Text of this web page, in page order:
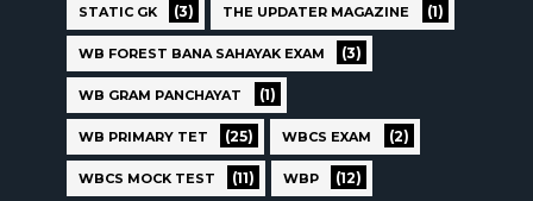
STATIC GK (3) THE UPDATER MAGAZINE (1)
WB FOREST BANA SAHAYAK EXAM (3)
WB GRAM PANCHAYAT (1)
WB PRIMARY TET (25) WBCS EXAM (2)
WBCS MOCK TEST (11) WBP (12)